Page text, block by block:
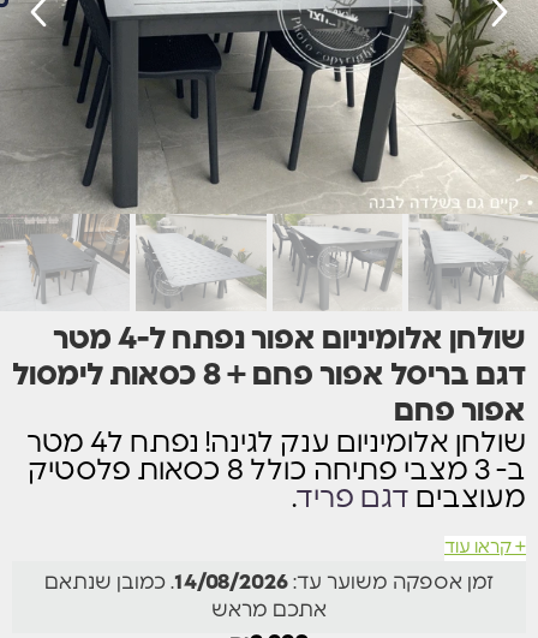
שולחן אלומיניום אפור נפתח ל-4 מטר
דגם בריסל אפור פחם + 8 כסאות לימסול
אפור פחם
שולחן אלומיניום ענק לגינה! נפתח ל4 מטר
ב- 3 מצבי פתיחה כולל 8 כסאות פלסטיק
מעוצבים דגם פריד.
מבנה 100% אלומיניום
השולחן נפתח באמצעות מנגנון פתיחה אמין לאורך זמן
+ קראו עוד
זמן אספקה משוער עד: 14/08/2026. כמובן שנתאם
אתכם מראש